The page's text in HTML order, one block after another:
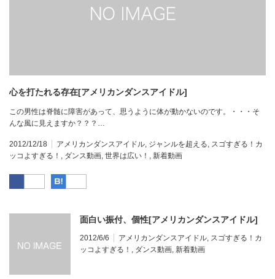
心を打たれる存在[アメリカンダンスアイドル]
この男性は脊髄に障害があって、思うように体が動かないのです。・・・そ
んな風に見えますか？？？…
2012/12/18 アメリカンダンスアイドル ジャンルを超える
スゴすぎる！カ
ッコよすぎる！
ダンス動画 世界は広い！ 新着動画
Facebook
面白い振付、個性[アメリカンダンスアイドル]
2012/6/6 アメリカンダンスアイドル スゴすぎる！カ
ッコよすぎる！
ダンス動画 新着動画